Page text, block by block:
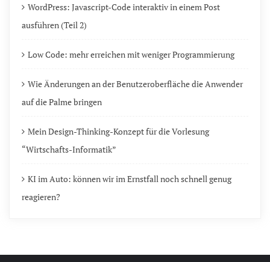
WordPress: Javascript-Code interaktiv in einem Post
ausführen (Teil 2)
Low Code: mehr erreichen mit weniger Programmierung
Wie Änderungen an der Benutzeroberfläche die Anwender
auf die Palme bringen
Mein Design-Thinking-Konzept für die Vorlesung
“Wirtschafts-Informatik”
KI im Auto: können wir im Ernstfall noch schnell genug
reagieren?